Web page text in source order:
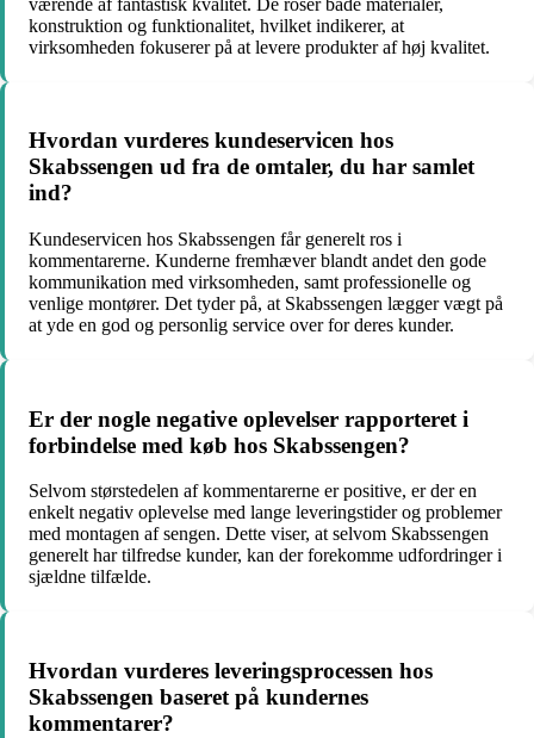
konstruktion og funktionalitet, hvilket indikerer, at
virksomheden fokuserer på at levere produkter af høj kvalitet.
Hvordan vurderes kundeservicen hos
Skabssengen ud fra de omtaler, du har samlet
ind?
Kundeservicen hos Skabssengen får generelt ros i
kommentarerne. Kunderne fremhæver blandt andet den gode
kommunikation med virksomheden, samt professionelle og
venlige montører. Det tyder på, at Skabssengen lægger vægt på
at yde en god og personlig service over for deres kunder.
Er der nogle negative oplevelser rapporteret i
forbindelse med køb hos Skabssengen?
Selvom størstedelen af kommentarerne er positive, er der en
enkelt negativ oplevelse med lange leveringstider og problemer
med montagen af sengen. Dette viser, at selvom Skabssengen
generelt har tilfredse kunder, kan der forekomme udfordringer i
sjældne tilfælde.
Hvordan vurderes leveringsprocessen hos
Skabssengen baseret på kundernes
kommentarer?